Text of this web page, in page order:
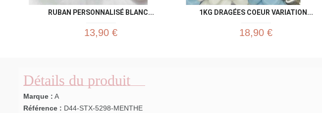
RUBAN PERSONNALISÉ BLANC...
13,90 €
1KG DRAGÉES COEUR VARIATION...
18,90 €
Détails du produit
Marque : A
Référence : D44-STX-5298-MENTHE